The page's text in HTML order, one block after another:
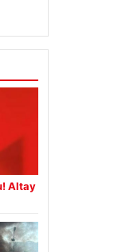
Altay